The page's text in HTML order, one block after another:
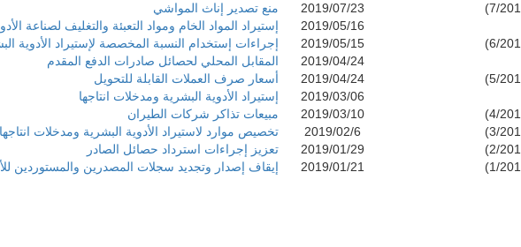
2019/07/23
منع تصدير إناث المواشي
2019/05/16
إستيراد المواد الخام ومواد التعبئة والتغليف لصناعة
2019/05/15
إجراءات إستخدام النسبة المخصصة لإستيراد الأدوية
2019/04/24
المقابل المحلي لحصائل صادرات الدفع المقدم
2019/04/24 أسعار صرف العملات القابلة للتحويل
2019/03/06
إستيراد الأدوية البشرية ومدخلات انتاجها
2019/03/10
مبيعات تذاكر شركات الطيران
تخصيص موارد لاستيراد الأدوية البشرية ومدخلات انتاجها
2019/01/29
تعزيز إجراءات استرداد حصائل الصادر
2019/01/21 إيقاف إصدار وتجديد سجلات المصدرين والمستوردين